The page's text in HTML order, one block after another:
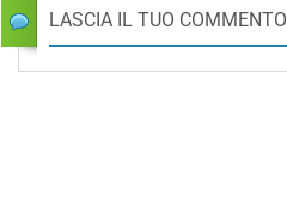
LASCIA IL TUO COMMENTO